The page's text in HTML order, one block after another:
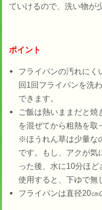
ていけるので、洗い物が
ポイント
フライパンの汚れにく
回1回フライパンを洗
できます。
ご飯は熱いままだと焼
を混ぜてから粗熱を取
※ほうれん草は少量な
です。もし、アクが気
った後、水に10分ほ
使用すると、下ゆで無
フライパンは直径20㎝